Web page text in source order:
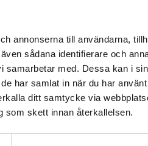
annonserna till användarna,
sådana identifierare och
med. Dessa kan i
har samlat in när du har
ditt samtycke via
som skett innan återkallelsen.
Skydd vid blöjbyte 12 st
Pris online
61 kr